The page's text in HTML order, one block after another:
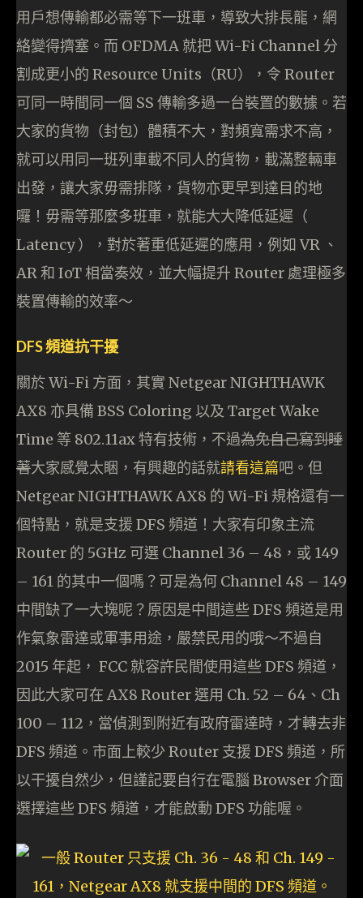
用戶想傳輸都必需等下一班車，導致大排長龍，網
絡變得擠塞。而 OFDMA 就把 Wi-Fi Channel 分
割成更小的 Resource Units（RU），令 Router
可同一時間同一個 SS 傳輸多過一台裝置的數據。若
大家的貨物（封包）體積不大，對頻寬需求不高，
就可以用同一班列車載不同人的貨物，載滿整輛車
出發，讓大家毋需排隊，貨物亦更早到達目的地
囉！毋需等那麼多班車，就能大大降低延遲（
Latency ），對於著重低延遲的應用，例如 VR 、
AR 和 IoT 相當奏效，並大幅提升 Router 處理極多
裝置傳輸的效率～
DFS 頻道抗干擾
關於 Wi-Fi 方面，其實 Netgear NIGHTHAWK
AX8 亦具備 BSS Coloring 以及 Target Wake
Time 等 802.11ax 特有技術，不過為免自己寫到睡
著大家感覺太睏，有興趣的話就請看這篇吧。但
Netgear NIGHTHAWK AX8 的 Wi-Fi 規格還有一
個特點，就是支援 DFS 頻道！大家有印象主流
Router 的 5GHz 可選 Channel 36 – 48，或 149
– 161 的其中一個嗎？可是為何 Channel 48 – 149
中間缺了一大塊呢？原因是中間這些 DFS 頻道是用
作氣象雷達或軍事用途，嚴禁民用的哦～不過自
2015 年起， FCC 就容許民間使用這些 DFS 頻道，
因此大家可在 AX8 Router 選用 Ch. 52 – 64、Ch
100 – 112，當偵測到附近有政府雷達時，才轉去非
DFS 頻道。市面上較少 Router 支援 DFS 頻道，所
以干擾自然少，但謹記要自行在電腦 Browser 介面
選擇這些 DFS 頻道，才能啟動 DFS 功能喔。